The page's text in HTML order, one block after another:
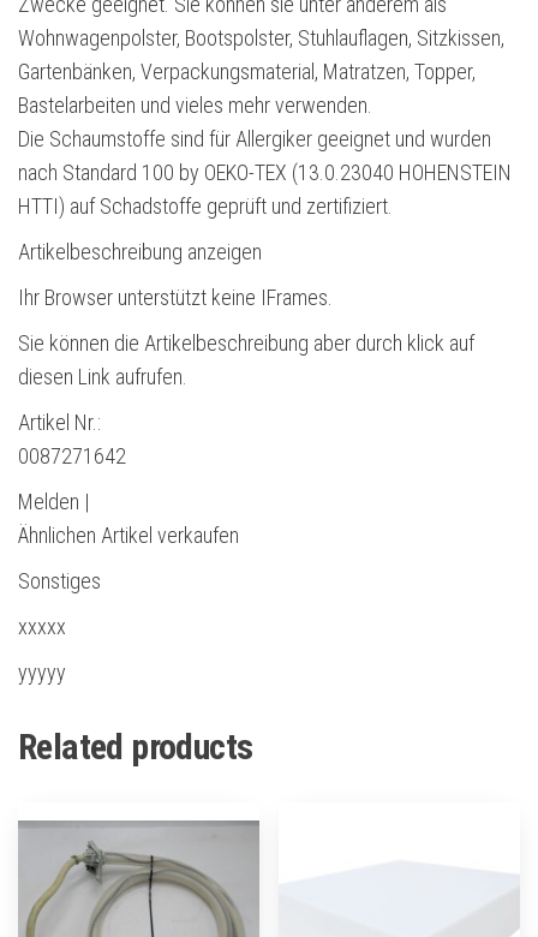
Wohnwagenpolster, Bootspolster, Stuhlauflagen, Sitzkissen,
Gartenbänken, Verpackungsmaterial, Matratzen, Topper,
Bastelarbeiten und vieles mehr verwenden.
Die Schaumstoffe sind für Allergiker geeignet und wurden
nach Standard 100 by OEKO-TEX (13.0.23040 HOHENSTEIN
HTTI) auf Schadstoffe geprüft und zertifiziert.
Artikelbeschreibung anzeigen
Ihr Browser unterstützt keine IFrames.
Sie können die Artikelbeschreibung aber durch klick auf
diesen Link aufrufen.
Artikel Nr.:
0087271642
Melden |
Ähnlichen Artikel verkaufen
Sonstiges
xxxxx
yyyyy
Related products